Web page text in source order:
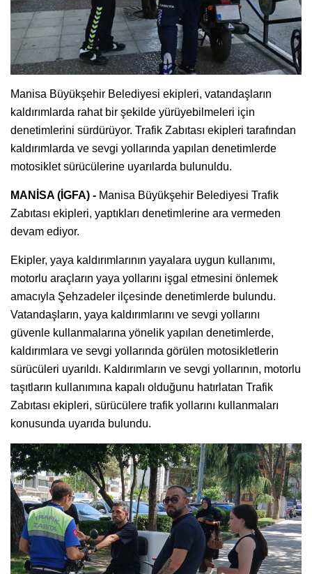
Manisa Büyükşehir Belediyesi ekipleri, vatandaşların
kaldırımlarda rahat bir şekilde yürüyebilmeleri için
denetimlerini sürdürüyor. Trafik Zabıtası ekipleri tarafından
kaldırımlarda ve sevgi yollarında yapılan denetimlerde
motosiklet sürücülerine uyarılarda bulunuldu.
MANİSA (İGFA) - Manisa Büyükşehir Belediyesi Trafik
Zabıtası ekipleri, yaptıkları denetimlerine ara vermeden
devam ediyor.
Ekipler, yaya kaldırımlarının yayalara uygun kullanımı,
motorlu araçların yaya yollarını işgal etmesini önlemek
amacıyla Şehzadeler ilçesinde denetimlerde bulundu.
Vatandaşların, yaya kaldırımlarını ve sevgi yollarını
güvenle kullanmalarına yönelik yapılan denetimlerde,
kaldırımlara ve sevgi yollarında görülen motosikletlerin
sürücüleri uyarıldı. Kaldırımların ve sevgi yollarının, motorlu
taşıtların kullanımına kapalı olduğunu hatırlatan Trafik
Zabıtası ekipleri, sürücülere trafik yollarını kullanmaları
konusunda uyarıda bulundu.